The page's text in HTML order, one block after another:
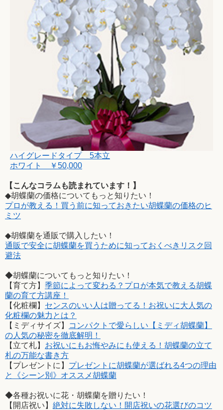
ハイグレードタイプ 5本立
ホワイト ￥50,000
【こんなコラムも読まれています！】
◆胡蝶蘭の価格についてもっと知りたい！
プロが教える！買う前に知っておきたい胡蝶蘭の価格のヒ
ミツ
◆胡蝶蘭を通販で購入したい！
通販で安全に胡蝶蘭を買うために知っておくべきリスク回
避法
◆胡蝶蘭についてもっと知りたい！
【育て方】 季節によって変わる？プロが本気で教える胡蝶
蘭の育て方講座！
【化粧欄】 センスのいい人は贈ってる！お祝いに大人気の
化粧欄の魅力とは？
【ミディサイズ】
コンパクトで愛らしい【ミディ胡蝶蘭】
の人気の秘密を徹底解明！
【立て札】 お祝いにもお悔やみにも使える！胡蝶蘭の立て
札の万能な書き方
【プレゼントに】 プレゼントに胡蝶蘭が選ばれる4つの理由
と《シーン別》オススメ胡蝶蘭
◆各種お祝いに花・胡蝶蘭を贈りたい！
【開店祝い】 絶対に失敗しない！開店祝いの花選びのコツ